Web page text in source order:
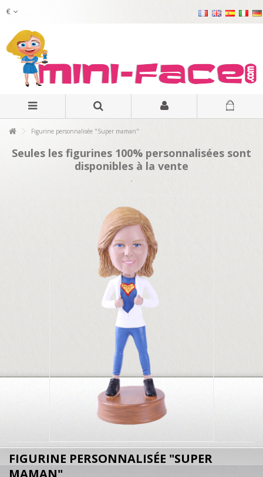
€
Figurine personnalisée "Super maman"
Seules les figurines 100% personnalisées sont
disponibles à la vente
.
FIGURINE PERSONNALISÉE "SUPER